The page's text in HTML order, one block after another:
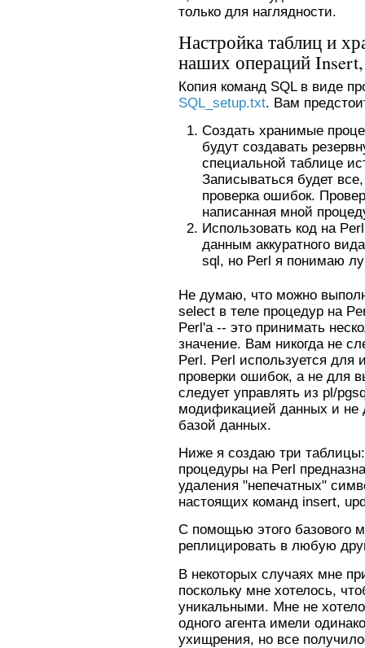
только для наглядности.
Настройка таблиц и
наших операций
Копия команд SQL в виде
SQL_setup.txt. Вам
Создать хранимые
будут создавать
специальной таблице
Записываться будет
проверка ошибок.
написанная мной
Использовать код на
данным аккуратного
sql, но Perl я понимаю
Не думаю, что можно
select в теле процедур на
Perl'а -- это принимать
значение. Вам никогда не
Perl. Perl используется для
проверки ошибок, а не для
следует управлять из pl/
модификацией данных и не
базой данных.
Ниже я создаю три
процедуры на Perl
удаления "непечатных"
настоящих команд insert,
С помощью этого базового
реплицировать в любую
В некоторых случаях мне
поскольку мне хотелось,
уникальными. Мне не
одного агента имели
ухищрения, но все